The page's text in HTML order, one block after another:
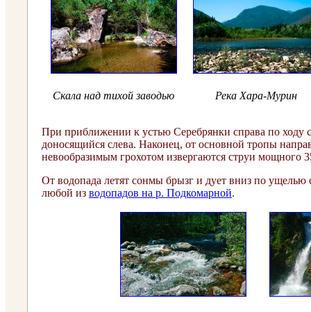
Скала над тихой заводью Река Хара-Мурин
При приближении к устью Серебрянки справа по ходу
доносящийся слева. Наконец, от основной тропы
невообразимым грохотом извергаются струи мощного
От водопада летят сонмы брызг и дует вниз по
любой из водопадов на р. Подкомарной.